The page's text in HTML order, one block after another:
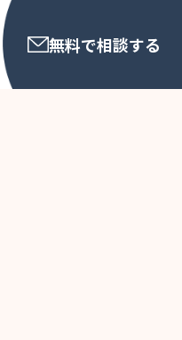
無料で相談する